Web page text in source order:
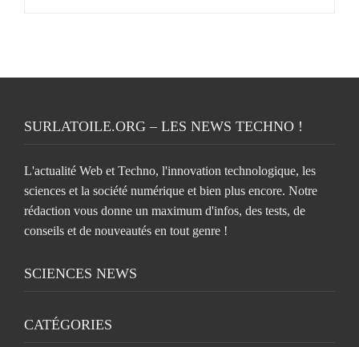
SURLATOILE.ORG – LES NEWS TECHNO !
L'actualité Web et Techno, l'innovation technologique, les
sciences et la société numérique et bien plus encore. Notre
rédaction vous donne un maximum d'infos, des tests, de
conseils et de nouveautés en tout genre !
SCIENCES NEWS
CATÉGORIES